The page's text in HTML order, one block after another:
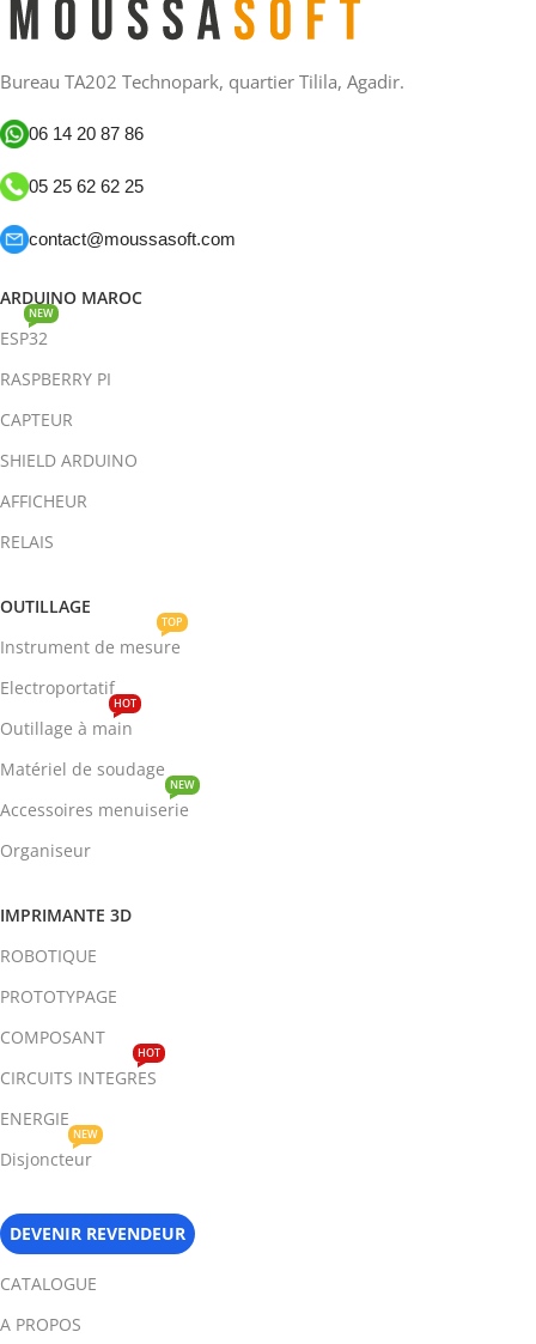
Bureau TA202 Technopark, quartier Tilila, Agadir.
06 14 20 87 86
05 25 62 62 25
contact@moussasoft.com
ARDUINO MAROC
ESP32
NEW
RASPBERRY PI
CAPTEUR
SHIELD ARDUINO
AFFICHEUR
RELAIS
OUTILLAGE
Instrument de mesure
TOP
Electroportatif
Outillage à main
HOT
Matériel de soudage
Accessoires menuiserie
NEW
Organiseur
IMPRIMANTE 3D
ROBOTIQUE
PROTOTYPAGE
COMPOSANT
CIRCUITS INTEGRES
HOT
ENERGIE
Disjoncteur
NEW
DEVENIR REVENDEUR
CATALOGUE
A PROPOS